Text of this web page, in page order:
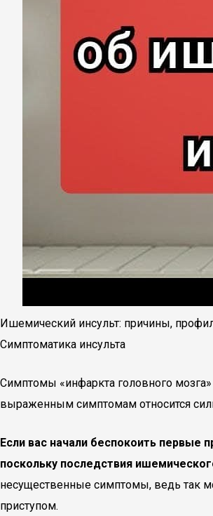
Ишемический инсульт: причины,
Симптоматика инсульта
Симптомы «инфаркта головного
выраженным симптомам относится
Если вас начали беспокоить первые
поскольку последствия
несущественные симптомы, ведь так
приступом.